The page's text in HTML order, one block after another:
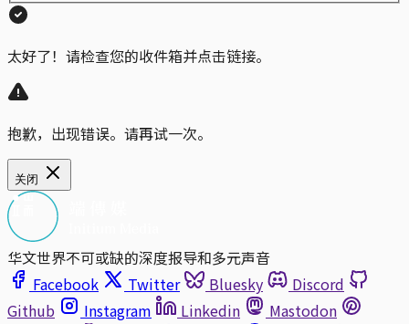
太好了！请检查您的收件箱并点击链接。
抱歉，出现错误。请再试一次。
关闭
华文世界不可或缺的深度报导和多元声音
Facebook
Twitter Bluesky
Discord
Github
Instagram Linkedin
Mastodon